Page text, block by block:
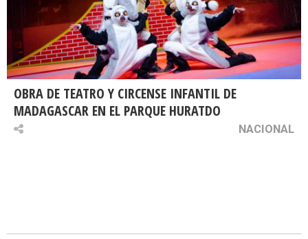
OBRA DE TEATRO Y CIRCENSE INFANTIL DE
MADAGASCAR EN EL PARQUE HURATDO
NACIONAL